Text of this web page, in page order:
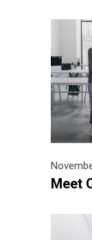
Meet